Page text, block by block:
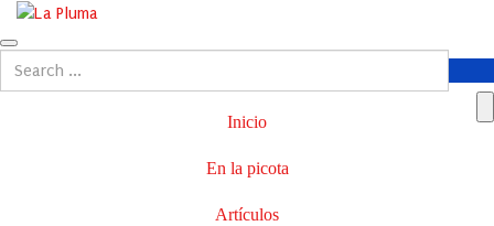
Inicio
En la picota
Artículos